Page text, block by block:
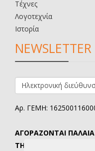
Τέχνες
Λογοτεχνία
Ιστορία
NEWSLETTER
Αρ. ΓΕΜΗ:
ΑΓΟΡΑΖΟΝΤΑΙ ΠΑΛΑΙΑ
ΤΗΛ. ΕΠΙΚΟΙΝΩΝΙΑΣ: